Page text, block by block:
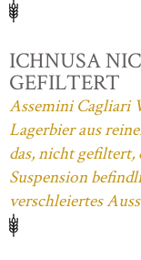
ICHNUSA
GEFILTERT
Assemini Cagliari
Lagerbier aus
das, nicht gefiltert,
Suspension
verschleiertes